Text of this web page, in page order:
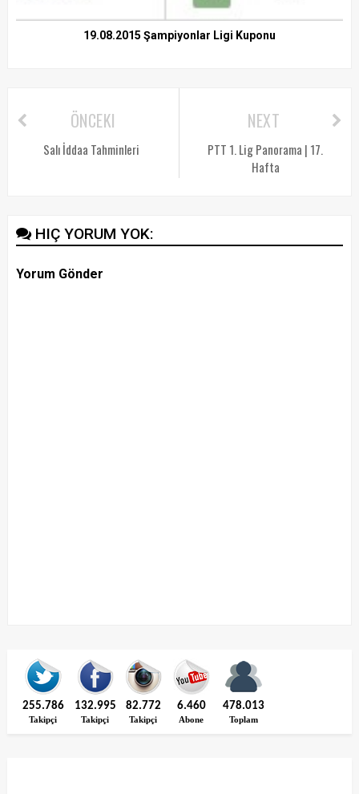
19.08.2015 Şampiyonlar Ligi Kuponu
NEXT
PTT 1. Lig Panorama | 17.
Hafta
ÖNCEKI
Salı İddaa Tahminleri
HIÇ YORUM YOK:
Yorum Gönder
255.786
Takipçi
132.995
Takipçi
82.772
Takipçi
6.460
Abone
478.013
Toplam